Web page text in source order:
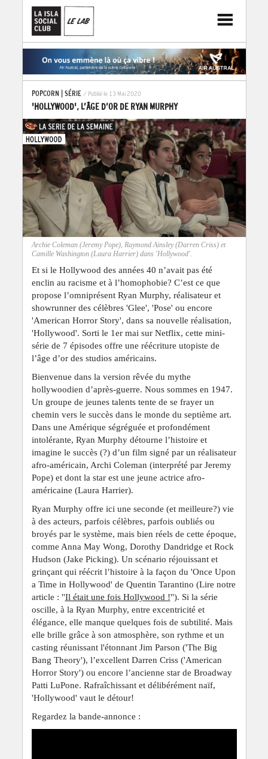
POPCORN SÉRIE / Publié le 13 Mai 2020
'HOLLYWOOD', L’ÂGE D’OR DE RYAN MURPHY
Archie Coleman (Jeremy Pope), Raymond Ainsley (Darren Criss) et
Camille Washington (Laura Harrier) dans 'Hollywood'.
Et si le Hollywood des années 40 n’avait pas été
enclin au racisme et à l’homophobie? C’est ce que
propose l’omniprésent Ryan Murphy, réalisateur et
showrunner des célèbres 'Glee', 'Pose' ou encore
'American Horror Story', dans sa nouvelle réalisation,
'Hollywood'. Sorti le 1er mai sur Netflix, cette mini-
série de 7 épisodes offre une réécriture utopiste de
l’âge d’or des studios américains.
Bienvenue dans la version rêvée du mythe
hollywoodien d’après-guerre. Nous sommes en 1947.
Un groupe de jeunes talents tente de se frayer un
chemin vers le succès dans le monde du septième art.
Dans une Amérique ségréguée et profondément
intolérante, Ryan Murphy détourne l’histoire et
imagine le succès (?) d’un film signé par un réalisateur
afro-américain, Archi Coleman (interprété par Jeremy
Pope) et dont la star est une jeune actrice afro-
américaine (Laura Harrier).
Ryan Murphy offre ici une seconde (et meilleure?) vie
à des acteurs, parfois célèbres, parfois oubliés ou
broyés par le système, mais bien réels de cette époque,
comme Anna May Wong, Dorothy Dandridge et Rock
Hudson (Jake Picking). Un scénario réjouissant et
grinçant qui réécrit l’histoire à la façon du 'Once Upon
a Time in Hollywood' de Quentin Tarantino (Lire notre
article : ''Il était une fois Hollywood !''). Si la série
oscille, à la Ryan Murphy, entre excentricité et
élégance, elle manque quelques fois de subtilité. Mais
elle brille grâce à son atmosphère, son rythme et un
casting réunissant l'étonnant Jim Parson ('The Big
Bang Theory'), l’excellent Darren Criss ('American
Horror Story') ou encore l’ancienne star de Broadway
Patti LuPone. Rafraîchissant et délibérément naïf,
'Hollywood' vaut le détour!
Regardez la bande-annonce :